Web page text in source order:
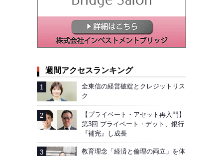
週間アクセスランキング
全東信の経営破綻とクレジットリス
ク
【プライベート・アセット再入門】
第3回 プライベート・デット、銀行
『補完』し成長
教育理念「経済と倫理の両立」を体